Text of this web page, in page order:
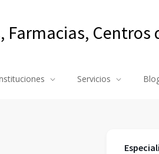
Servicios